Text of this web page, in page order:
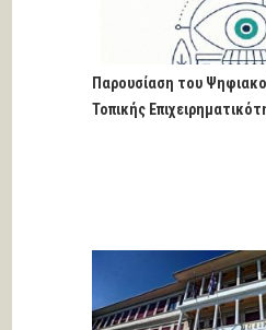
Παρουσίαση του
Τοπικής